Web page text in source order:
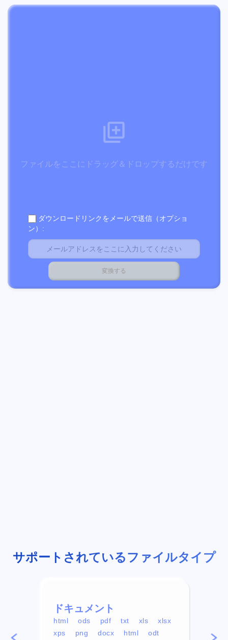
ファイルをここにドラッグ＆ドロップするだけです
ダウンロードリンクをメールで送信（オプショ
ン）:
サポートされているファイルタイプ
ドキュメント
html ods pdf txt xls
xlsx
xps
png docx html
odt
mp4